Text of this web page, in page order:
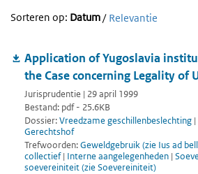
Sorteren op: Datum/ Relevantie
Application of Yugoslavia
the Case concerning Legality of
Jurisprudentie | 29 april 1999
Bestand: pdf - 25.6KB
Dossier:Vreedzame geschillenbeslechting |
Gerechtshof
Trefwoorden:Geweldgebruik (zie Ius ad
collectief| Interne aangelegenheden |
soevereiniteit (zie Soevereiniteit)